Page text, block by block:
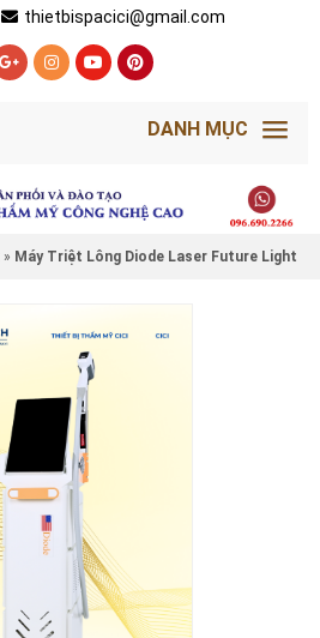
thietbispacici@gmail.com
DANH MỤC
» Máy Triệt Lông Diode Laser Future Light